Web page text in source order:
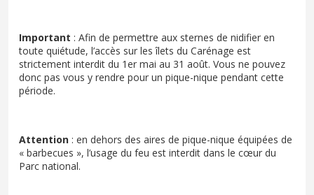
Important : Afin de permettre aux sternes de nidifier en
toute quiétude, l’accès sur les îlets du Carénage est
strictement interdit du 1er mai au 31 août. Vous ne pouvez
donc pas vous y rendre pour un pique-nique pendant cette
période.
Attention : en dehors des aires de pique-nique équipées de
« barbecues », l’usage du feu est interdit dans le cœur du
Parc national.